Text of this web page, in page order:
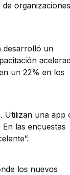
desarrolló un
un 22% en los
Utilizan una app
las encuestas
los nuevos